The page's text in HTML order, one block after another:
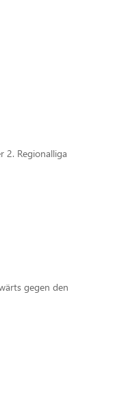
2. Regionalliga
gegen den